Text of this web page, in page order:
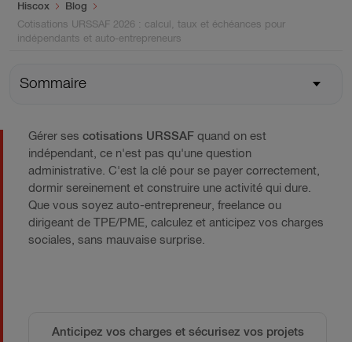
You are here:
Hiscox
Blog
Cotisations URSSAF 2026 : calcul, taux et échéances pour
indépendants et auto-entrepreneurs
Sommaire
Gérer ses cotisations URSSAF quand on est
indépendant, ce n'est pas qu'une question
administrative. C'est la clé pour se payer correctement,
dormir sereinement et construire une activité qui dure.
Que vous soyez auto-entrepreneur, freelance ou
dirigeant de TPE/PME, calculez et anticipez vos charges
sociales, sans mauvaise surprise.
Anticipez vos charges et sécurisez vos projets